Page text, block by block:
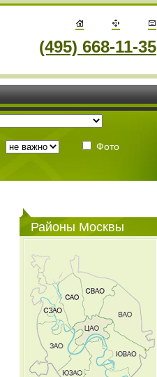
(495) 668-11-35
Фото
Районы Москвы